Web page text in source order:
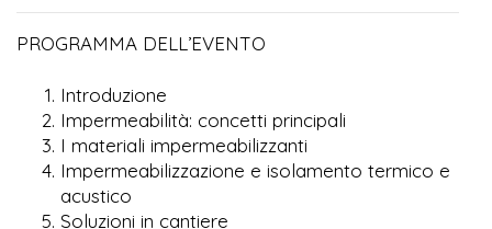
PROGRAMMA DELL’EVENTO
Introduzione
Impermeabilità: concetti principali
I materiali impermeabilizzanti
Impermeabilizzazione e isolamento termico e
acustico
Soluzioni in cantiere